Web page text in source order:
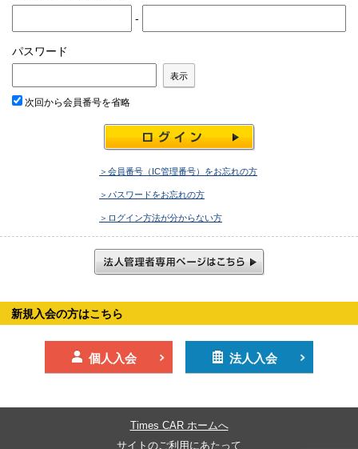
-
パスワード
次回から会員番号を省略
＞会員番号（IC管理番号）をお忘れの方
＞パスワードをお忘れの方
＞ログイン方法が分からない方
新規入会の方はこちら
個人入会 法人入会
Times CAR ホームへ
サイトのご利用にあたって